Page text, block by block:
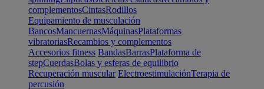
complementosCintasRodillos
Equipamiento de musculación
BancosMancuernasMáquinasPlataformas
vibratoriasRecambios y complementos
Accesorios fitness BandasBarrasPlataforma de
stepCuerdasBolas y esferas de equilibrio
Recuperación muscular ElectroestimulaciónTerapia de
percusión